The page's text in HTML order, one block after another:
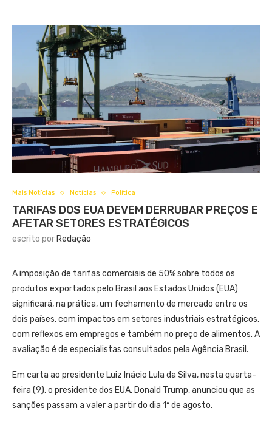
Mais Notícias Notícias Política
TARIFAS DOS EUA DEVEM DERRUBAR PREÇOS E
AFETAR SETORES ESTRATÉGICOS
escrito por Redação
A imposição de tarifas comerciais de 50% sobre todos os
produtos exportados pelo Brasil aos Estados Unidos (EUA)
significará, na prática, um fechamento de mercado entre os
dois países, com impactos em setores industriais estratégicos,
com reflexos em empregos e também no preço de alimentos. A
avaliação é de especialistas consultados pela Agência Brasil.
Em carta ao presidente Luiz Inácio Lula da Silva, nesta quarta-
feira (9), o presidente dos EUA, Donald Trump, anunciou que as
sanções passam a valer a partir do dia 1º de agosto.